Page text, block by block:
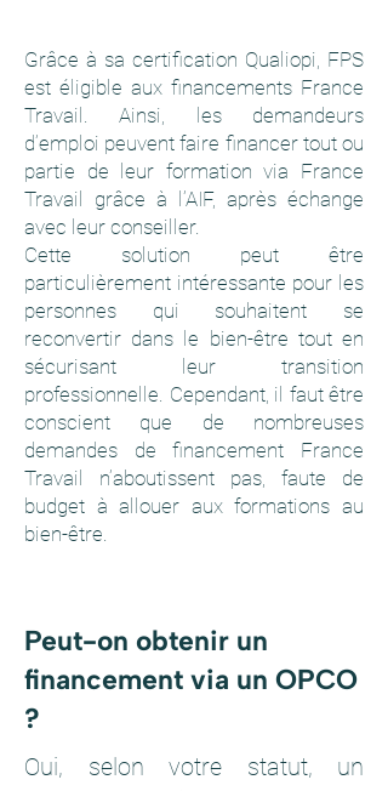
Grâce à sa certification Qualiopi, FPS
est éligible aux financements France
Travail. Ainsi, les demandeurs
d’emploi peuvent faire financer tout ou
partie de leur formation via France
Travail grâce à l’AIF, après échange
avec leur conseiller.
Cette solution peut être
particulièrement intéressante pour les
personnes qui souhaitent se
reconvertir dans le bien-être tout en
sécurisant leur transition
professionnelle. Cependant, il faut être
conscient que de nombreuses
demandes de financement France
Travail n’aboutissent pas, faute de
budget à allouer aux formations au
bien-être.
Peut-on obtenir un
financement via un OPCO
?
Oui, selon votre statut, un